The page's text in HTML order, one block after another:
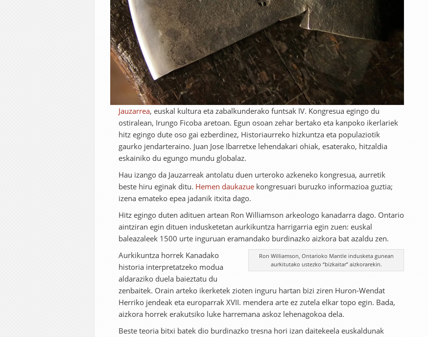
Jauzarrea, euskal kultura eta zabalkunderako funtsak IV. Kongresua egingo du
ostiralean, Irungo Ficoba aretoan. Egun osoan zehar bertako eta kanpoko ikerlariek
hitz egingo dute oso gai ezberdinez, Historiaurreko hizkuntza eta populaziotik
gaurko jendarteraino. Juan Jose Ibarretxe lehendakari ohiak, esaterako, hitzaldia
eskainiko du egungo mundu globalaz.
Hau izango da Jauzarreak antolatu duen urteroko azkeneko kongresua, aurretik
beste hiru eginak ditu. Hemen daukazue kongresuari buruzko informazioa guztia;
izena emateko epea jadanik itxita dago.
Hitz egingo duten adituen artean Ron Williamson arkeologo kanadarra dago. Ontario
aintziran egin dituen indusketetan aurkikuntza harrigarria egin zuen: euskal
baleazaleek 1500 urte inguruan eramandako burdinazko aizkora bat azaldu zen.
Ron Williamson, Ontarioko Mantle indusketa gunean
aurkitutako ustezko “bizkaitar” aizkorarekin.
Aurkikuntza horrek Kanadako
historia interpretatzeko modua
aldaraziko duela baieztatu du
zenbaitek. Orain arteko ikerketek zioten inguru hartan bizi ziren Huron-Wendat
Herriko jendeak eta europarrak XVII. mendera arte ez zutela elkar topo egin. Bada,
aizkora horrek erakutsiko luke harremana askoz lehenagokoa dela.
Beste teoria bitxi batek dio burdinazko tresna hori izan daitekeela euskaldunak